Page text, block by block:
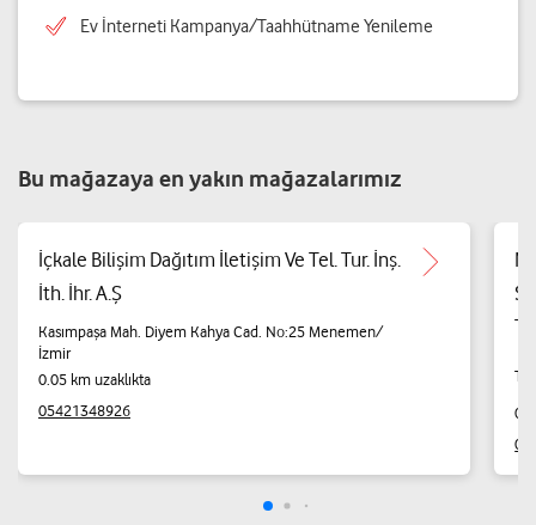
Ev İnterneti Kampanya/Taahhütname Yenileme
Bu mağazaya en yakın mağazalarımız
İçkale Bilişim Dağıtım İletişim Ve Tel. Tur. İnş.
İth. İhr. A.Ş
Kasımpaşa Mah. Diyem Kahya Cad. No:25 Menemen/
İzmir
0.05 km uzaklıkta
05421348926